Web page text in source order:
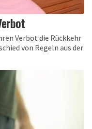
Verbot die Rückkehr
von Regeln aus der